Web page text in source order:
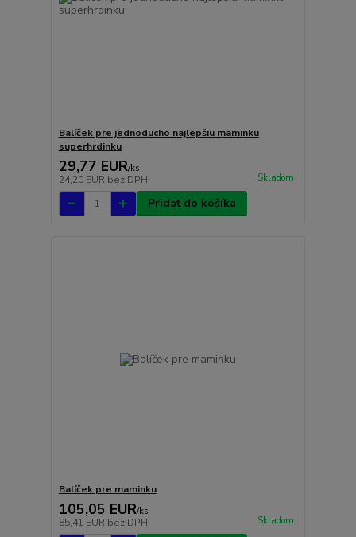
Balíček pre jednoducho najlepšiu maminku
superhrdinku
29,77 EUR/ks
24,20 EUR bez DPH Skladom
Pridať do košíka
Balíček pre maminku
105,05 EUR/ks
85,41 EUR bez DPH Skladom